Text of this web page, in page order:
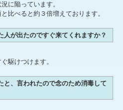
に陥っています。
比べると約３倍増えております。
人が出たのですぐ来てくれますか？
駆けつけます。
と、言われたので念のため消毒して